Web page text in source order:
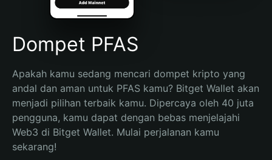
Español (Argentina)
Dompet PFAS
Apakah kamu sedang mencari dompet kripto yang
andal dan aman untuk PFAS kamu? Bitget Wallet akan
menjadi pilihan terbaik kamu. Dipercaya oleh 40 juta
pengguna, kamu dapat dengan bebas menjelajahi
Web3 di Bitget Wallet. Mulai perjalanan kamu
sekarang!